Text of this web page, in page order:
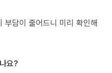
부담이 줄어드니 미리 확인해
요?